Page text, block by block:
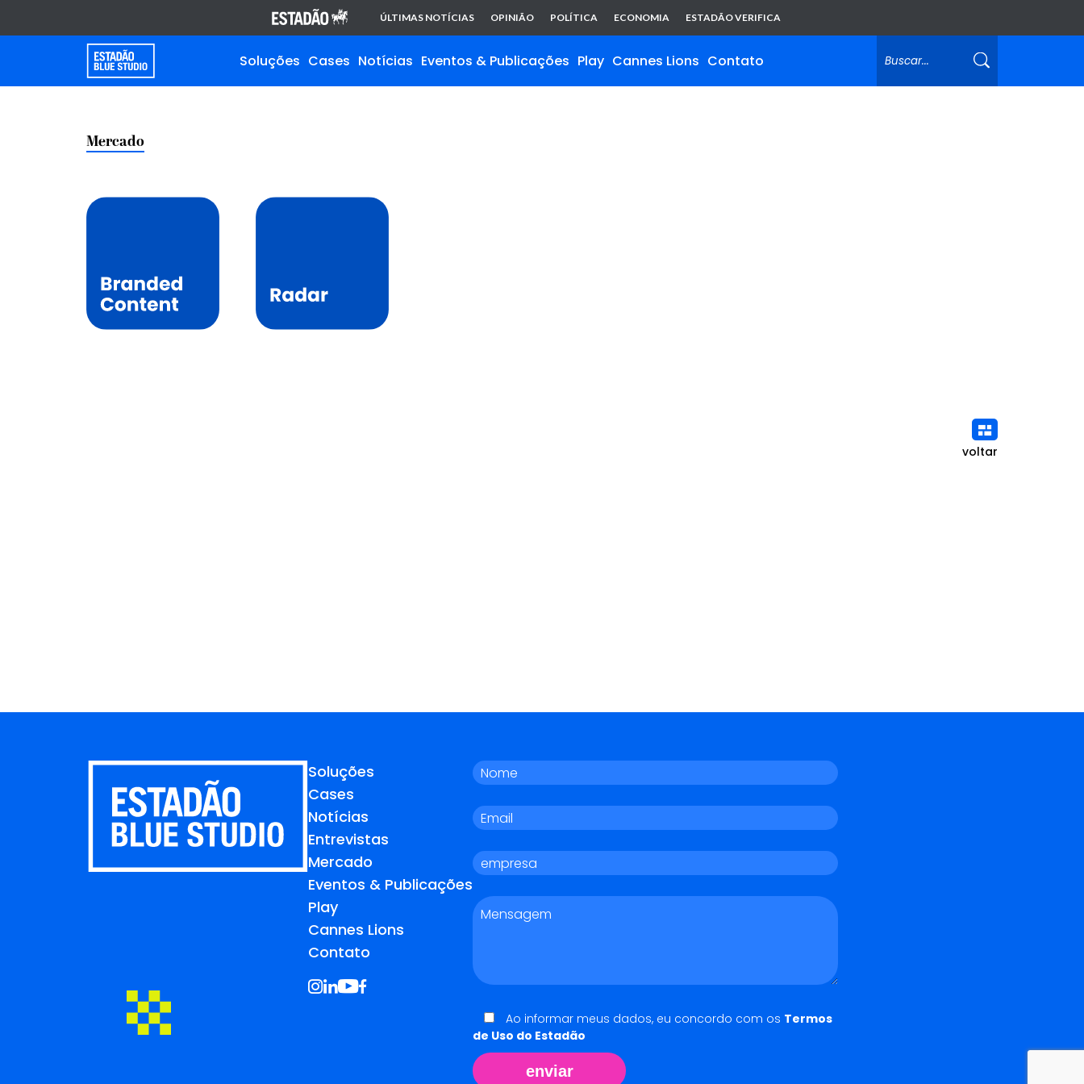
ÚLTIMAS NOTÍCIAS OPINIÃO POLÍTICA ECONOMIA ESTADÃO VERIFICA
Soluções Cases Notícias Eventos & Publicações Play Cannes Lions Contato
Mercado
voltar
Soluções
Cases
Notícias
Entrevistas
Mercado
Eventos & Publicações
Play
Cannes Lions
Contato
Ao informar meus dados, eu concordo com os Termos
de Uso do Estadão